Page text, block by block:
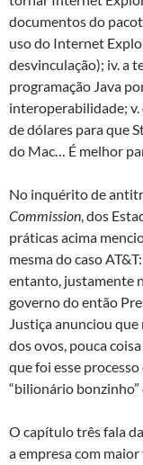
documentos do
uso do Internet
desvinculação); iv. a
programação Java
interoperabilidade; v.
de dólares para que
do Mac… É melhor
No inquérito de
Commission, dos
práticas acima
mesma do caso
entanto, justamente
governo do então
Justiça anunciou
dos ovos, pouca
que foi esse
“bilionário
O capítulo três fala
a empresa com